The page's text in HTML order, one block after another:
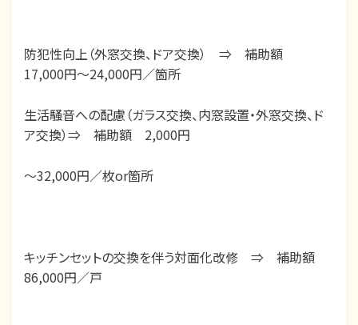
防犯性向上（外窓交換、ドア交換） ⇒ 補助額
17,000円～24,000円／箇所
生活騒音への配慮（ガラス交換、内窓設置・外窓交換、ド
ア交換）⇒ 補助額 2,000円
～32,000円／枚or箇所
キッチンセットの交換を伴う対面化改修 ⇒ 補助額
86,000円／戸